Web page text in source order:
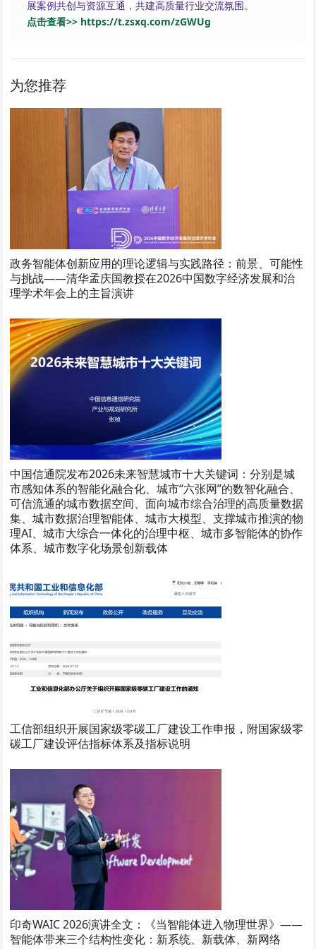
展案例共创与资源互通，共建高质量行业交流氛围。
点击查看>> https://t.zsxq.com/zGWUg
为您推荐
政务智能体创新应用的理论逻辑与实践路径：前景、可能性
与挑战——清华孟庆国教授在2026中国数字经济发展和治
理学术年会上的主旨演讲
中国信通院发布2026未来智慧城市十大关键词：分别是城
市感知体系的智能化融合化、城市“六张网”的数智化融合、
可信流通的城市数据空间、面向城市综合治理的高质量数据
集、城市数据治理智能体、城市大模型、支撑城市推演的物
理AI、城市大综合一体化的治理中枢、城市多智能体的协作
体系、城市数字化场景创新载体
工信部组织开展国家级零碳工厂建设工作申报，附国家级零
碳工厂建设评估指标体系及指标说明
印奇WAIC 2026演讲全文：《当智能体进入物理世界》——
智能体带来三个结构性变化：新系统、新载体、新网络